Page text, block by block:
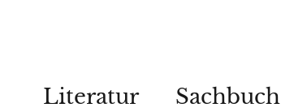
Literatur Sachbuch